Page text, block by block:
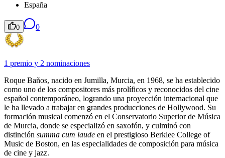
España
0 0
1 premio y 2 nominaciones
Roque Baños, nacido en Jumilla, Murcia, en 1968, se ha establecido
como uno de los compositores más prolíficos y reconocidos del cine
español contemporáneo, logrando una proyección internacional que
le ha llevado a trabajar en grandes producciones de Hollywood. Su
formación musical comenzó en el Conservatorio Superior de Música
de Murcia, donde se especializó en saxofón, y culminó con
distinción summa cum laude en el prestigioso Berklee College of
Music de Boston, en las especialidades de composición para música
de cine y jazz.